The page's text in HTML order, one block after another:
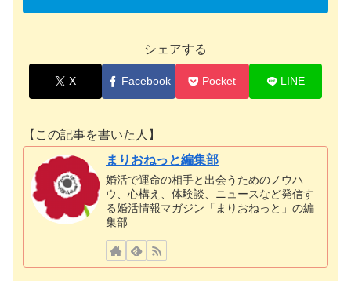
シェアする
X Facebook Pocket LINE
【この記事を書いた人】
まりおねっと編集部
婚活で運命の相手と出会うためのノウハ
ウ、心構え、体験談、ニュースなど発信す
る婚活情報マガジン「まりおねっと」の編
集部